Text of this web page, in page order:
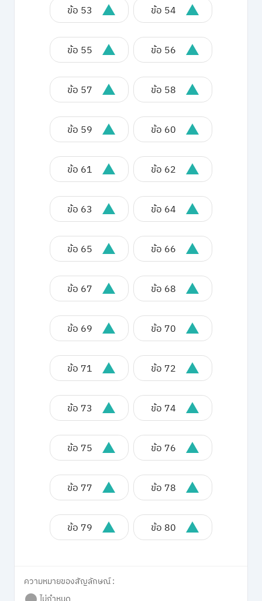
ข้อ 53 ข้อ 54
ข้อ 55 ข้อ 56
ข้อ 57 ข้อ 58
ข้อ 59 ข้อ 60
ข้อ 61 ข้อ 62
ข้อ 63 ข้อ 64
ข้อ 65 ข้อ 66
ข้อ 67 ข้อ 68
ข้อ 69 ข้อ 70
ข้อ 71 ข้อ 72
ข้อ 73 ข้อ 74
ข้อ 75 ข้อ 76
ข้อ 77 ข้อ 78
ข้อ 79 ข้อ 80
ความหมายของสัญลักษณ์ :